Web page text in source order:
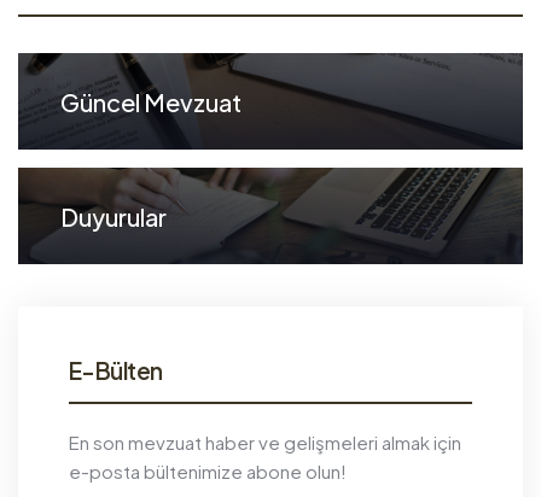
Güncel Mevzuat
Duyurular
E-Bülten
En son mevzuat haber ve gelişmeleri almak için
e-posta bültenimize abone olun!